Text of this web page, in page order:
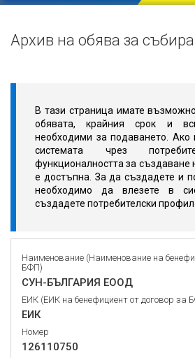
Архив на обява за
В тази страница имате
обявата, крайния срок и
необходими за подаването. Ако
системата чрез
функционалността за създаване
е достъпна. За да създадете и
необходимо да влезете в
създадете потребителски
Наименование (Наименование на
БФП)
СУН-БЪЛГАРИЯ ЕООД
ЕИК (ЕИК на бенефициент от договор за
ЕИК
Номер
126110750